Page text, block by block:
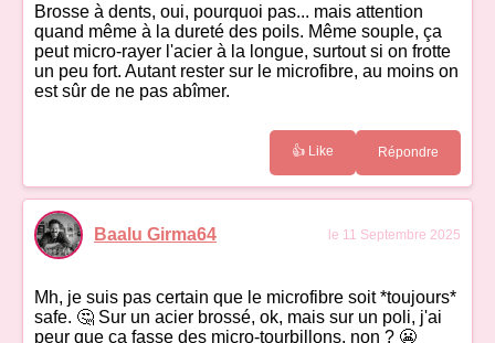
Brosse à dents, oui, pourquoi pas... mais attention
quand même à la dureté des poils. Même souple, ça
peut micro-rayer l'acier à la longue, surtout si on frotte
un peu fort. Autant rester sur le microfibre, au moins on
est sûr de ne pas abîmer.
👍 Like Répondre
Baalu Girma64 le 11 Septembre 2025
Mh, je suis pas certain que le microfibre soit *toujours*
safe. 🤔 Sur un acier brossé, ok, mais sur un poli, j'ai
peur que ça fasse des micro-tourbillons, non ? 😬